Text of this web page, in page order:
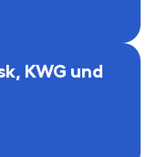
KWG und